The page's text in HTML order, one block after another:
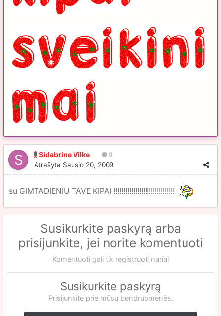
Sidabrine Vilke 0
Atrašyta Sausio 20, 2009
su GIMTADIENIU TAVE KIPAI !!!!!!!!!!!!!!!!!!!!!!!!!!!!!!!
Susikurkite paskyrą arba
prisijunkite, jei norite komentuoti
Komentuoti gali tik registruoti nariai
Susikurkite paskyrą
Prisijunkite prie mūsų bendruomenės.